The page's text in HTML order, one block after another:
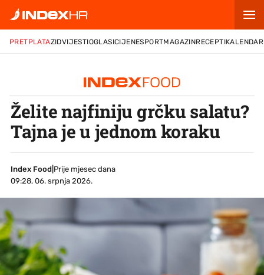
PRETPLATAZIDVIJESTIOGLASICIJENESPORTMAGAZINRECEPTIKALENDAR
Želite najfiniju grčku salatu?
Tajna je u jednom koraku
Index Food
Prije mjesec dana
09:28, 06. srpnja 2026.